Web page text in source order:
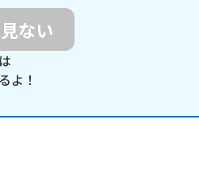
見ない
よ！